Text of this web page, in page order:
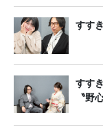
すす
すす
〝野